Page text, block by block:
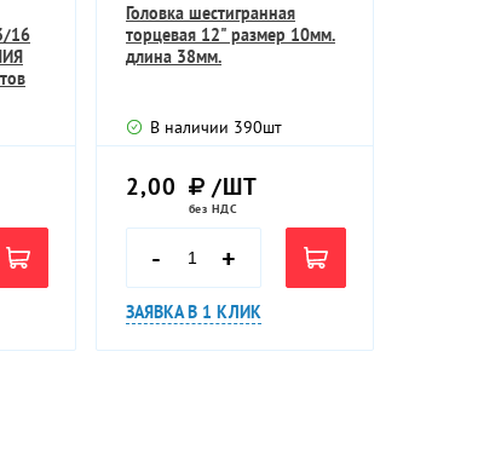
16
Головка шестигранная
торцевая 12" размер 10мм.
длина 38мм.
В наличии 390шт
2,00 /ШТ
без НДС
- +
ЗАЯВКА В 1 КЛИК